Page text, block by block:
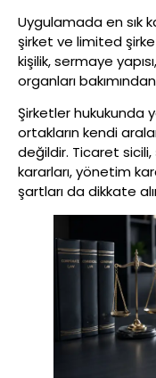
Uygulamada en sık
şirket ve limited
kişilik, sermaye
organları
Şirketler hukukunda
ortakların kendi
değildir. Ticaret
kararları, yönetim
şartları da dikkate